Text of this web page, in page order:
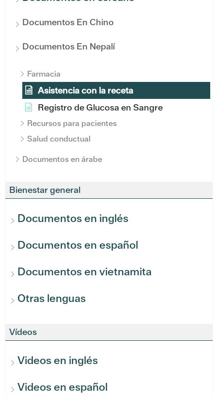
Documentos En Chino
Documentos En Nepalí
Farmacia
Asistencia con la receta
Registro de Glucosa en Sangre
Recursos para pacientes
Salud conductual
Documentos en árabe
Bienestar general
Documentos en inglés
Documentos en español
Documentos en vietnamita
Otras lenguas
Vídeos
Videos en inglés
Videos en español